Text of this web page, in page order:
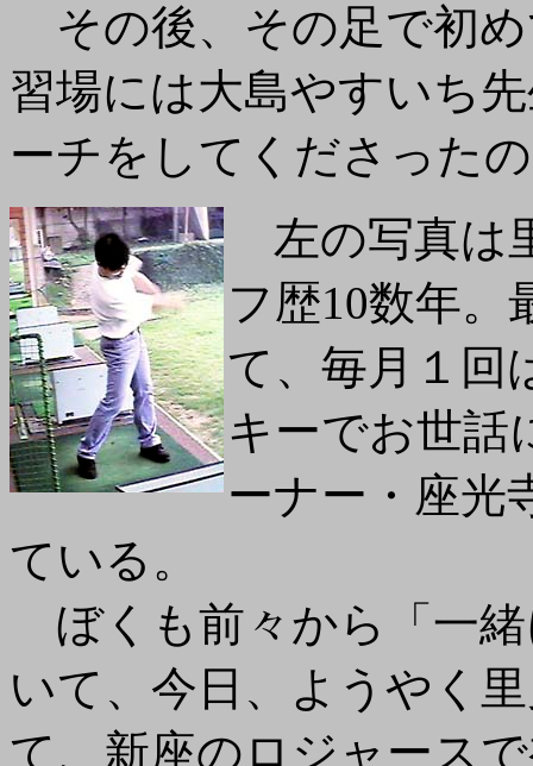
その後、その足で初
習場には大島やすいち
ーチをしてくださった
左の写真は
フ歴10数年。
て、毎月１回
キーでお世話
ーナー・座光
ている。
ぼくも前々から「一
いて、今日、ようやく
て、新座のロジャース